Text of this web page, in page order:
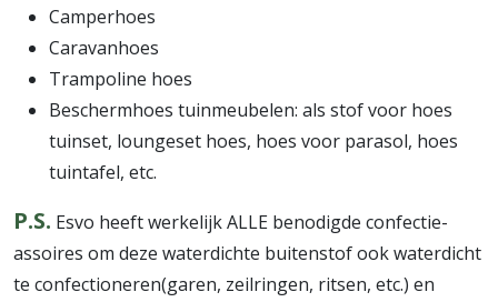
Camperhoes
Caravanhoes
Trampoline hoes
Beschermhoes tuinmeubelen: als stof voor hoes
tuinset, loungeset hoes, hoes voor parasol, hoes
tuintafel, etc.
P.S. Esvo heeft werkelijk ALLE benodigde confectie-
assoires om deze waterdichte buitenstof ook waterdicht
te confectioneren(garen, zeilringen, ritsen, etc.) en